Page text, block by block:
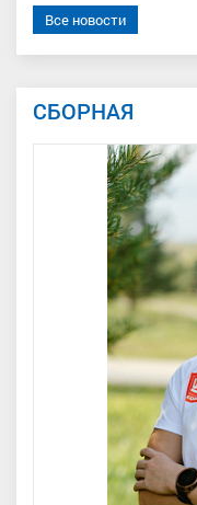
Все новости
СБОРНАЯ